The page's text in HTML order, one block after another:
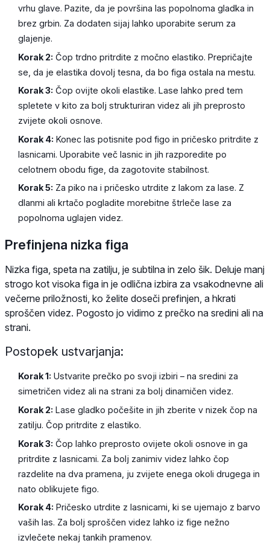
vrhu glave. Pazite, da je površina las popolnoma gladka in
brez grbin. Za dodaten sijaj lahko uporabite serum za
glajenje.
Korak 2: Čop trdno pritrdite z močno elastiko. Prepričajte
se, da je elastika dovolj tesna, da bo figa ostala na mestu.
Korak 3: Čop ovijte okoli elastike. Lase lahko pred tem
spletete v kito za bolj strukturiran videz ali jih preprosto
zvijete okoli osnove.
Korak 4: Konec las potisnite pod figo in pričesko pritrdite z
lasnicami. Uporabite več lasnic in jih razporedite po
celotnem obodu fige, da zagotovite stabilnost.
Korak 5: Za piko na i pričesko utrdite z lakom za lase. Z
dlanmi ali krtačo pogladite morebitne štrleče lase za
popolnoma uglajen videz.
Prefinjena nizka figa
Nizka figa, speta na zatilju, je subtilna in zelo šik. Deluje manj
strogo kot visoka figa in je odlična izbira za vsakodnevne ali
večerne priložnosti, ko želite doseči prefinjen, a hkrati
sproščen videz. Pogosto jo vidimo z prečko na sredini ali na
strani.
Postopek ustvarjanja:
Korak 1: Ustvarite prečko po svoji izbiri – na sredini za
simetričen videz ali na strani za bolj dinamičen videz.
Korak 2: Lase gladko počešite in jih zberite v nizek čop na
zatilju. Čop pritrdite z elastiko.
Korak 3: Čop lahko preprosto ovijete okoli osnove in ga
pritrdite z lasnicami. Za bolj zanimiv videz lahko čop
razdelite na dva pramena, ju zvijete enega okoli drugega in
nato oblikujete figo.
Korak 4: Pričesko utrdite z lasnicami, ki se ujemajo z barvo
vaših las. Za bolj sproščen videz lahko iz fige nežno
izvlečete nekaj tankih pramenov.